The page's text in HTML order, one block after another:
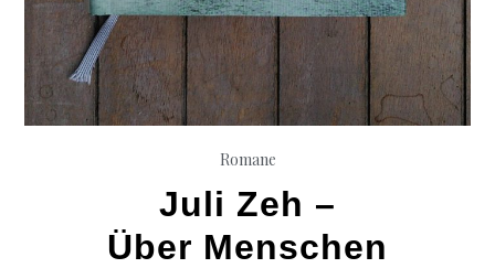
Romane
Juli Zeh –
Über Menschen